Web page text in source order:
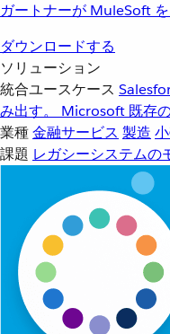
ガートナーが MuleSoft
ダウンロードする
ソリューション
統合ユースケース
み出す。
Microsoft 既存
業種金融サービス 製造
課題 レガシーシステムの